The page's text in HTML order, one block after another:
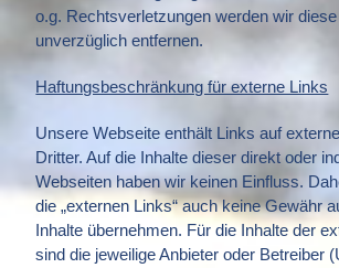
o.g. Rechtsverletzungen werden wir
unverzüglich entfernen.
Haftungsbeschränkung für externe Links
Unsere Webseite enthält Links auf
Dritter. Auf die Inhalte dieser direkt oder
Webseiten haben wir keinen Einfluss.
die „externen Links“ auch keine Gewähr
Inhalte übernehmen. Für die Inhalte der
sind die jeweilige Anbieter oder Betreiber